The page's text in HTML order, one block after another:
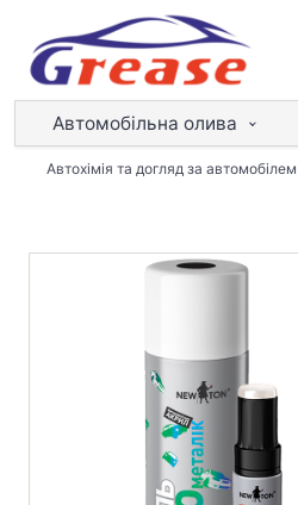
Автомобільна олива
Автохімія та догляд за автомобілем